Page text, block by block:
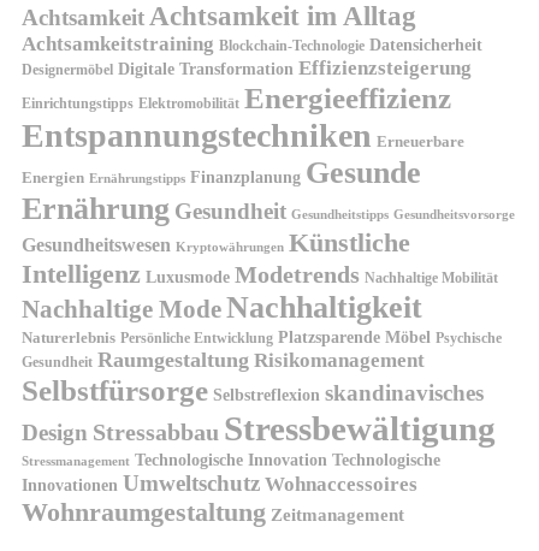
AchtsamkeitAchtsamkeit im Alltag
Achtsamkeitstraining Blockchain-Technologie Datensicherheit
Designermöbel Digitale Transformation Effizienzsteigerung
Einrichtungstipps Elektromobilität Energieeffizienz
Entspannungstechniken Erneuerbare
Energien Ernährungstipps Finanzplanung Gesunde
Ernährung Gesundheit Gesundheitstipps Gesundheitsvorsorge
Gesundheitswesen Kryptowährungen Künstliche
Intelligenz Luxusmode Modetrends Nachhaltige Mobilität
Nachhaltige ModeNachhaltigkeit
Naturerlebnis Persönliche Entwicklung Platzsparende Möbel Psychische
Gesundheit Raumgestaltung Risikomanagement
Selbstfürsorge Selbstreflexion skandinavisches
Design Stressabbau Stressbewältigung
Stressmanagement Technologische Innovation Technologische
Innovationen Umweltschutz Wohnaccessoires
Wohnraumgestaltung Zeitmanagement